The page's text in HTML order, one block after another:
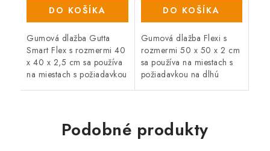
(189 ks)
DO KOŠÍKA
Gumová dlažba Gutta
Smart Flex s rozmermi 40
x 40 x 2,5 cm sa používa
na miestach s požiadavkou
(107 ks)
DO KOŠÍKA
Gumová dlažba Flexi s
rozmermi 50 x 50 x 2 cm
sa používa na miestach s
požiadavkou na dlhú
Podobné produkty